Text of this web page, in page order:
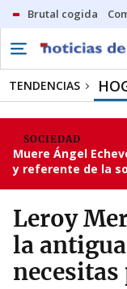
Brutal cogida
TENDENCIAS
SOCIEDAD
Muere Ángel
y referente de la
Leroy
la
necesitas